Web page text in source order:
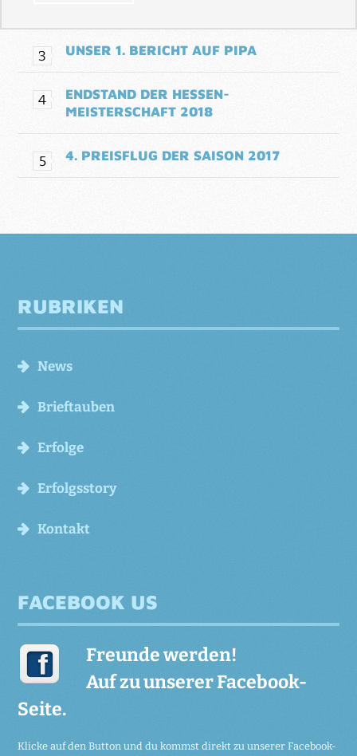
UNSER 1. BERICHT AUF PIPA
ENDSTAND DER HESSEN-
MEISTERSCHAFT 2018
4. PREISFLUG DER SAISON 2017
RUBRIKEN
News
Brieftauben
Erfolge
Erfolgsstory
Kontakt
FACEBOOK US
Freunde werden!
Auf zu unserer Facebook-
Seite.
Klicke auf den Button und du kommst direkt zu unserer Facebook-